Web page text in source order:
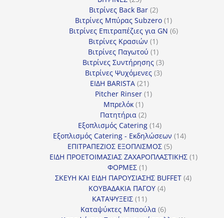
προϊόντα
Βιτρίνες Back Bar 22
προϊόντα
Βιτρίνες Mπύρας Subzero 11
προϊόν
Βιτρίνες Επιτραπέζιες για GN 66
Βιτρίνες Κρασιών 11
προϊόν
Βιτρίνες Παγωτού 11
προϊόν
Βιτρίνες Συντήρησης 33
προϊόντα
Βιτρίνες Ψυχόμενες 33
ΕΙΔΗ BARISTA 2121
προϊόντα
Pitcher Rinser 11
Μπρελόκ 11
προϊόν
Πατητήρια 22
προϊόντα
Εξοπλισμός Catering 1414
προϊόντα
Εξοπλισμός Catering - Εκδηλώσεων 1414
ΕΠΙΤΡΑΠΕΖΙΟΣ ΕΞΟΠΛΙΣΜΟΣ 55
προϊόντα
ΕΙΔΗ ΠΡΟΕΤΟΙΜΑΣΙΑΣ ΖΑΧΑΡΟΠΛΑΣΤΙΚΗΣ 11
ΦΟΡΜΕΣ 11
προϊόν
ΣΚΕΥΗ ΚΑΙ ΕΙΔΗ ΠΑΡΟΥΣΙΑΣΗΣ BUFFET 44
ΚΟΥΒΑΔΑΚΙΑ ΠΑΓΟΥ 44
ΚΑΤΑΨΥΞΕΙΣ 1111
προϊόντα
Καταψύκτες Μπαούλα 66